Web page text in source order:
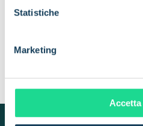
Statistiche
MarketingAmina Kristensen